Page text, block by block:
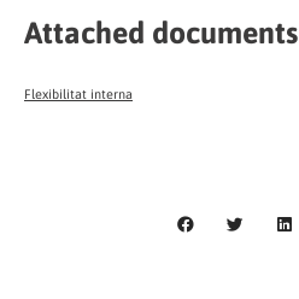
Attached documents
Flexibilitat interna